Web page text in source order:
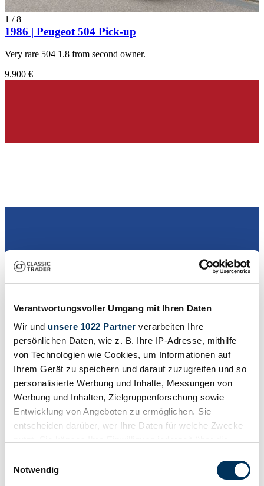
Verantwortungsvoller Umgang mit Ihren Daten
Wir und unsere 1022 Partner verarbeiten Ihre
persönlichen Daten, wie z. B. Ihre IP-Adresse, mithilfe
von Technologien wie Cookies, um Informationen auf
Ihrem Gerät zu speichern und darauf zuzugreifen und so
personalisierte Werbung und Inhalte, Messungen von
Werbung und Inhalten, Zielgruppenforschung sowie
Entwicklung von Angeboten zu ermöglichen. Sie
entscheiden darüber, wer Ihre Daten für welche Zwecke
Trigger Symbol ändern oder widerrufen
Notwendig
1 /8
1986 | Peugeot 504 Pick-up
Very rare 504 1.8 from second owner.
9.900 €
Tachostand (abgelesen)
81.350 km
Leistung (kW/PS)
58 / 79